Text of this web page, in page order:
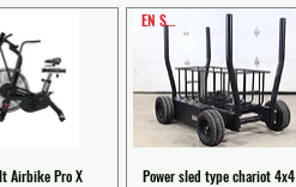
Airbike Pro X
EN STOCK
Power sled type chariot 4x4